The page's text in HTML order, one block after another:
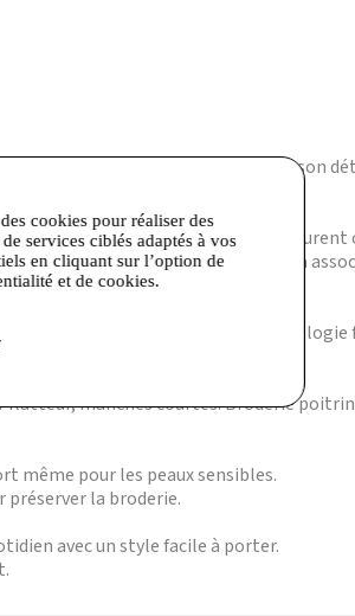
qui s’impose par sa simplicité et son
col en V. Ses manches courtes
de caractère à votre tenue. Facile à
Sa coupe pensée pour la morphologie
et les marques iconiques.
flatteur, manches courtes. Broderie
même pour les peaux sensibles.
la broderie.
avec un style facile à porter.
cookies pour réaliser des
services ciblés adaptés à vos
en cliquant sur l’option de
et de cookies.